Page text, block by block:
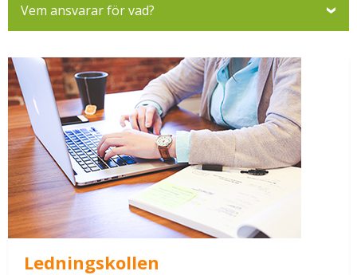
Vem ansvarar för vad?
Ledningskollen